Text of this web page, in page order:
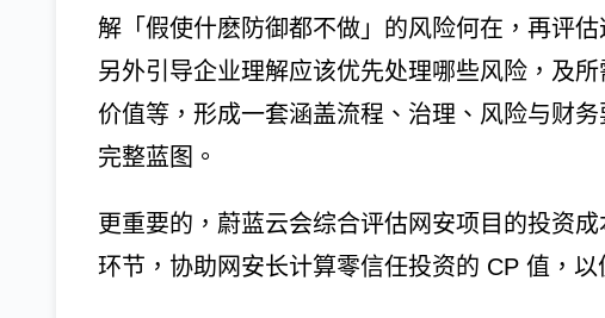
解「假使什麽防御都不做」的风险何在，再评
另外引导企业理解应该优先处理哪些风险，及
价值等，形成一套涵盖流程、治理、风险与财
完整蓝图。
更重要的，蔚蓝云会综合评估网安项目的投资
环节，协助网安长计算零信任投资的 CP 值，以